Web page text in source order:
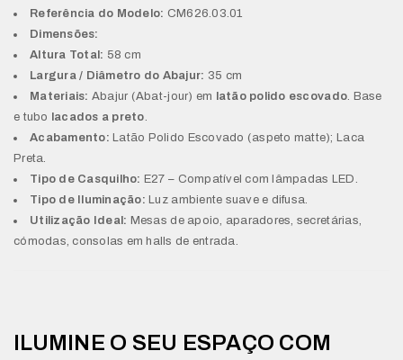
Referência do Modelo: CM626.03.01
Dimensões:
Altura Total: 58 cm
Largura / Diâmetro do Abajur: 35 cm
Materiais: Abajur (Abat-jour) em latão polido escovado . Base
e tubo lacados a preto
Acabamento: Latão Polido Escovado (aspeto matte); Laca
Preta.
Tipo de Casquilho: E27 – Compatível com lâmpadas LED.
Tipo de Iluminação: Luz ambiente suave e difusa.
Utilização Ideal: Mesas de apoio, aparadores, secretárias,
cómodas, consolas em halls de entrada.
ILUMINE O SEU ESPAÇO COM